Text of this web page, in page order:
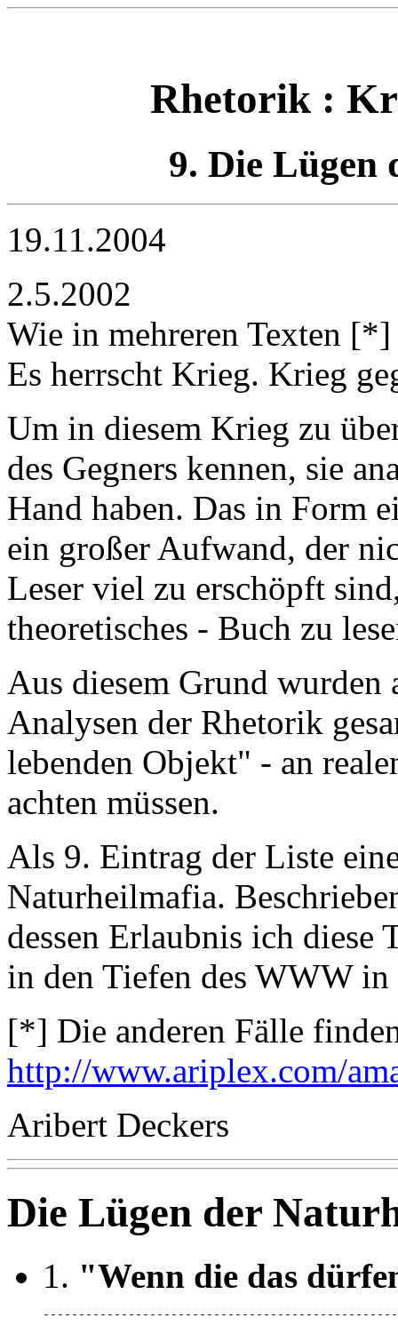
Rhetorik :
9. Die Lügen
19.11.2004
2.5.2002
Wie in mehreren Texten
Es herrscht Krieg. Krieg
Um in diesem Krieg zu
des Gegners kennen, sie
Hand haben. Das in Form
ein großer Aufwand, der
Leser viel zu erschöpft
theoretisches - Buch zu
Aus diesem Grund
Analysen der Rhetorik
lebenden Objekt" - an
achten müssen.
Als 9. Eintrag der Liste
Naturheilmafia.
dessen Erlaubnis ich diese
in den Tiefen des WWW in
[*] Die anderen Fälle
http://www.ariplex.com/
Aribert Deckers
Die Lügen der
1. "Wenn die das